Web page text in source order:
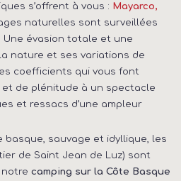
s’offrent à vous : Mayarco,
naturelles sont surveillées
évasion totale et une
nature et ses variations de
coefficients qui vous font
et de plénitude à un spectacle
et ressacs d’une ampleur
sauvage et idyllique, les
de Saint Jean de Luz) sont
camping sur la Côte Basque